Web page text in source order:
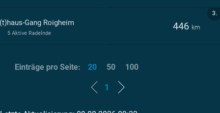
3.
Gang Roigheim 446 km
5 Aktive Radelnde
1
Einträge pro Seite: 20 50 100